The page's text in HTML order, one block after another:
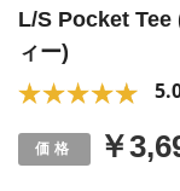
L/S Pocket Tee
ィー)
￥